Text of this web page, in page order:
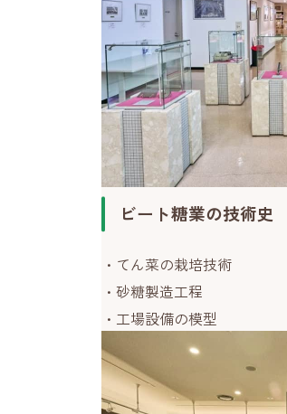
ビート糖業の技術史
てん菜の栽培技術
砂糖製造工程
工場設備の模型